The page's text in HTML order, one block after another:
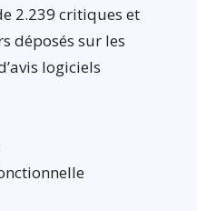
2.239 critiques et
déposés sur les
logiciels